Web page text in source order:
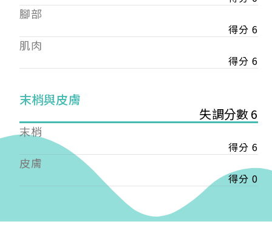
腳部
得分 6
肌肉
得分 6
末梢與皮膚
失調分數 6
末梢
得分 6
皮膚
得分 0
——
【會費】
個人會員:
入會費新臺幣1200元，於會員入會時繳納；常年會
入會費新臺幣3000元，於會員入會時繳納；常年會
戶名: 社團法人台灣自律神經健康培訓暨發展協會
帳號: 003-03-501566-2
銀行: (013) 國泰世華 南京東路分行